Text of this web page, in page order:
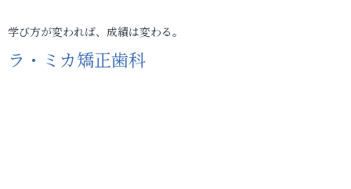
学び方が変われば、成績は変わる。
ラ・ミカ矯正歯科